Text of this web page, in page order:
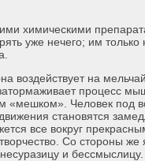
химическими
уже нечего; им только
воздействует на
процесс
«мешком». Человек под
становятся
все вокруг
Со стороны же
и бессмыслицу.